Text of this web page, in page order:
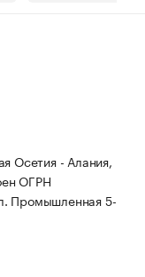
Осетия - Алания,
ОГРН
Промышленная 5-